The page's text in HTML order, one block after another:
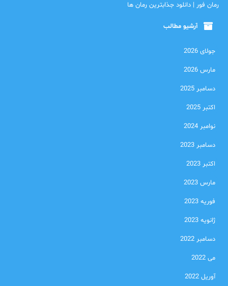
رمان فور | دانلود جذابترین رمان ها
آرشیو مطالب
جولای 2026
مارس 2026
دسامبر 2025
اکتبر 2025
نوامبر 2024
دسامبر 2023
اکتبر 2023
مارس 2023
فوریه 2023
ژانویه 2023
دسامبر 2022
می 2022
آوریل 2022